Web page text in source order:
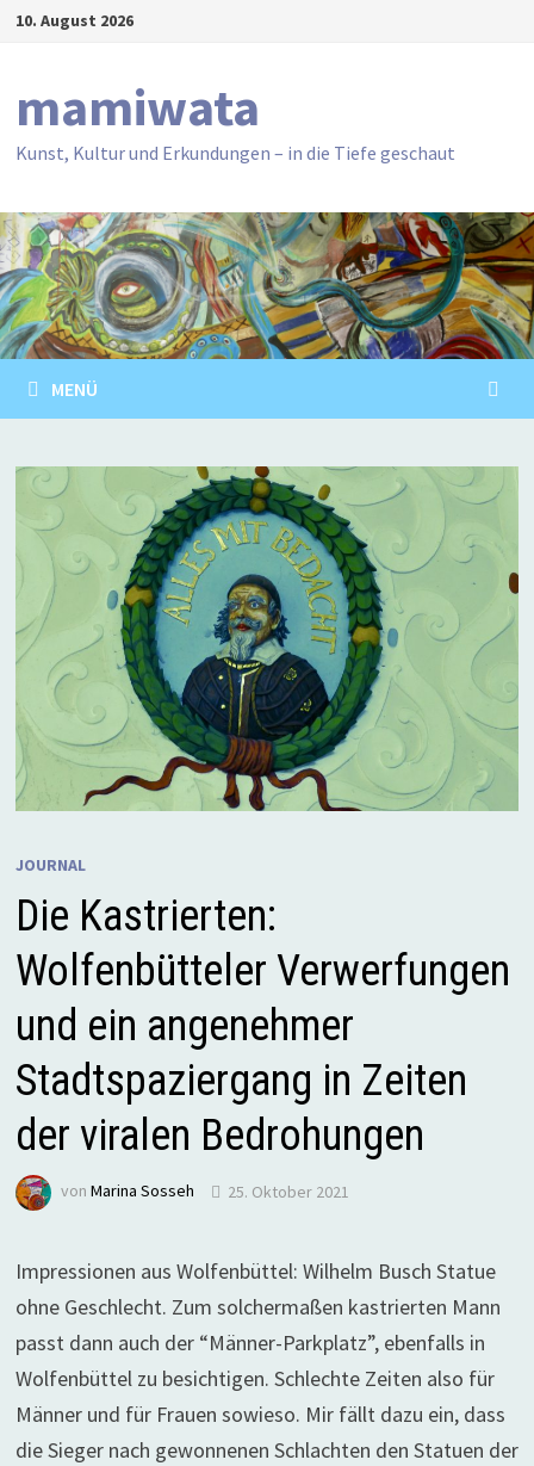
Zum10. August 2026
mamiwata
Kunst, Kultur und Erkundungen – in die Tiefe geschaut
MENÜ
JOURNAL
Die Kastrierten:
Wolfenbütteler Verwerfungen
und ein angenehmer
Stadtspaziergang in Zeiten
der viralen Bedrohungen
von Marina Sosseh 25. Oktober 2021
Impressionen aus Wolfenbüttel: Wilhelm Busch Statue
ohne Geschlecht. Zum solchermaßen kastrierten Mann
passt dann auch der “Männer-Parkplatz”, ebenfalls in
Wolfenbüttel zu besichtigen. Schlechte Zeiten also für
Männer und für Frauen sowieso. Mir fällt dazu ein, dass
die Sieger nach gewonnenen Schlachten den Statuen der